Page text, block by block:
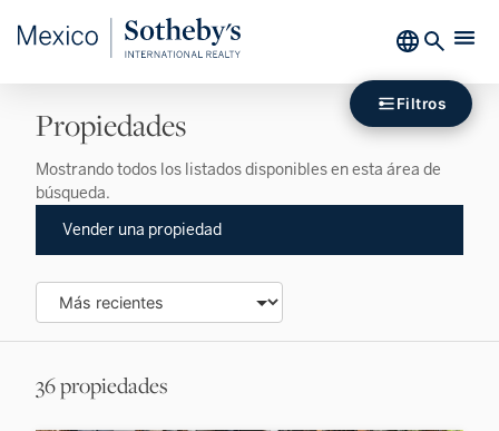
Propiedades
Mostrando todos los listados disponibles en esta área de
búsqueda.
Vender una propiedad
36 propiedades
Filtros